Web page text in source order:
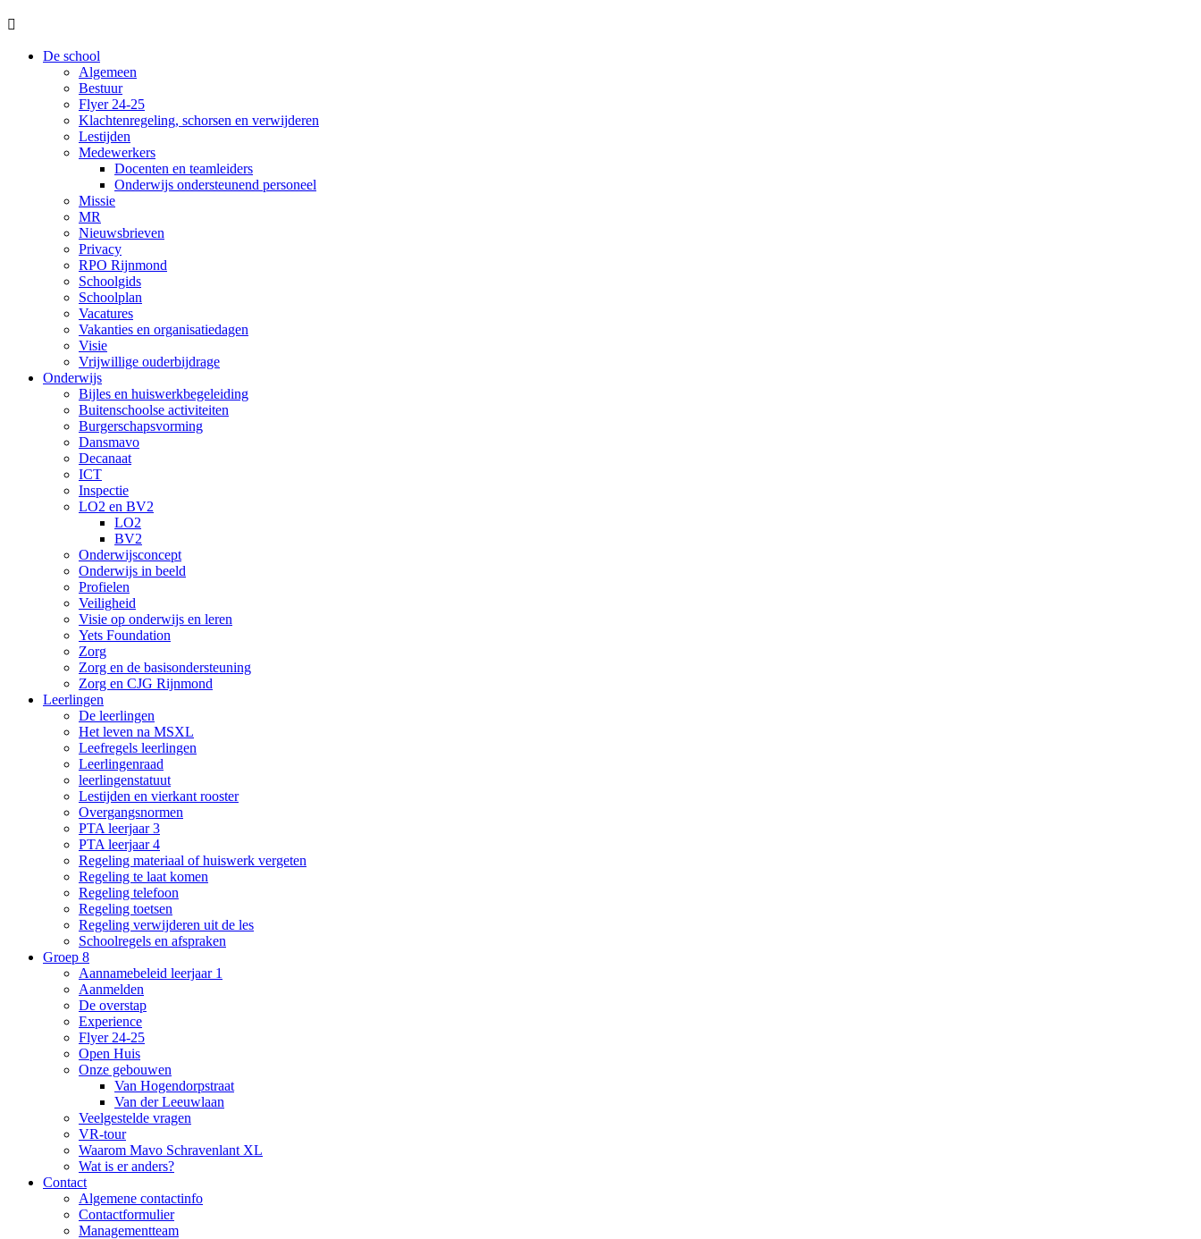

De school
Algemeen
Bestuur
Flyer 24-25
Klachtenregeling, schorsen en verwijderen
Lestijden
Medewerkers
Docenten en teamleiders
Onderwijs ondersteunend personeel
Missie
MR
Nieuwsbrieven
Privacy
RPO Rijnmond
Schoolgids
Schoolplan
Vacatures
Vakanties en organisatiedagen
Visie
Vrijwillige ouderbijdrage
Onderwijs
Bijles en huiswerkbegeleiding
Buitenschoolse activiteiten
Burgerschapsvorming
Dansmavo
Decanaat
ICT
Inspectie
LO2 en BV2
LO2
BV2
Onderwijsconcept
Onderwijs in beeld
Profielen
Veiligheid
Visie op onderwijs en leren
Yets Foundation
Zorg
Zorg en de basisondersteuning
Zorg en CJG Rijnmond
Leerlingen
De leerlingen
Het leven na MSXL
Leefregels leerlingen
Leerlingenraad
leerlingenstatuut
Lestijden en vierkant rooster
Overgangsnormen
PTA leerjaar 3
PTA leerjaar 4
Regeling materiaal of huiswerk vergeten
Regeling te laat komen
Regeling telefoon
Regeling toetsen
Regeling verwijderen uit de les
Schoolregels en afspraken
Groep 8
Aannamebeleid leerjaar 1
Aanmelden
De overstap
Experience
Flyer 24-25
Open Huis
Onze gebouwen
Van Hogendorpstraat
Van der Leeuwlaan
Veelgestelde vragen
VR-tour
Waarom Mavo Schravenlant XL
Wat is er anders?
Contact
Algemene contactinfo
Contactformulier
Managementteam